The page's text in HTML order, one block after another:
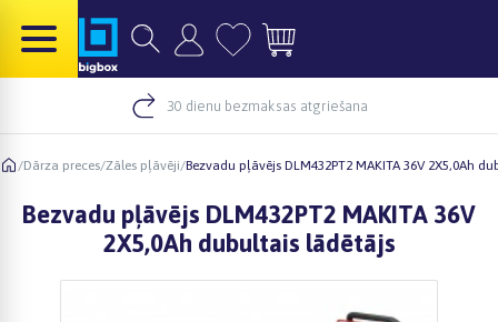
30 dienu bezmaksas atgriešana
/Dārza preces/Zāles pļāvēji/Bezvadu pļāvējs DLM432PT2 MAKITA 36V 2X5,0Ah
Bezvadu pļāvējs DLM432PT2 MAKITA 36V
2X5,0Ah dubultais lādētājs